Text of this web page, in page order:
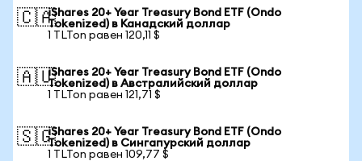
🇨🇦iShares 20+ Year Treasury Bond ETF (Ondo
Tokenized) в Канадский доллар
1 TLTon равен 120,11 $
🇦🇺iShares 20+ Year Treasury Bond ETF (Ondo
Tokenized) в Австралийский доллар
1 TLTon равен 121,71 $
🇸🇬iShares 20+ Year Treasury Bond ETF (Ondo
Tokenized) в Сингапурский доллар
1 TLTon равен 109,77 $